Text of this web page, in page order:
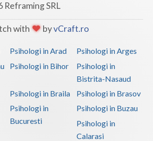
SRL
with byvCraft.ro
Psihologi in Arad
Psihologi in Arges
Psihologi in Bihor
Psihologi in
Bistrita-Nasaud
Psihologi in Braila
Psihologi in Brasov
Psihologi in
Bucuresti
Psihologi in Buzau
Psihologi in
Calarasi